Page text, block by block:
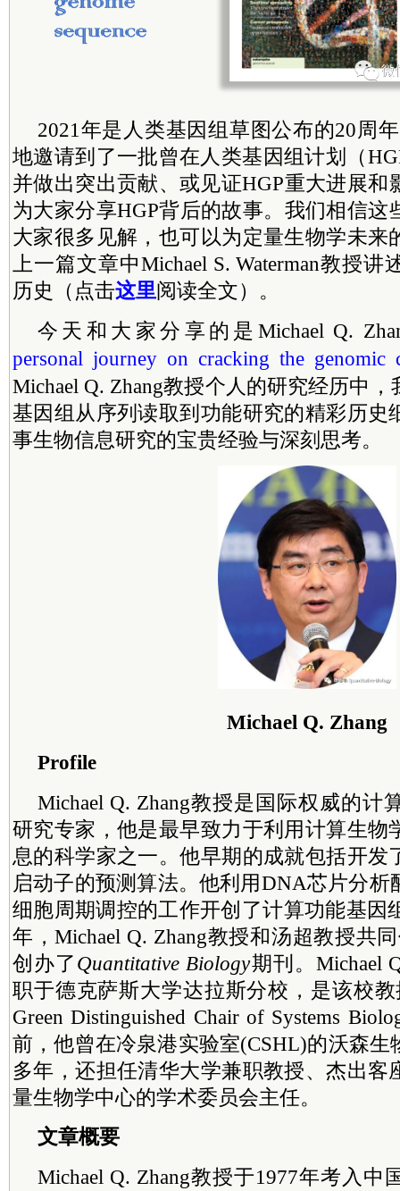
2021年是人类基因组草图公布的20周
地邀请到了一批曾在人类基因组计划（
并做出突出贡献、或见证HGP重大进展和
为大家分享HGP背后的故事。我们相信这
大家很多见解，也可以为定量生物学未来
上一篇文章中Michael S. Waterman教授讲
历史（点击这里阅读全文）。
今天和大家分享的是Michael Q.
personal journey on cracking the genomic
Michael Q. Zhang教授个人的研究经历中
基因组从序列读取到功能研究的精彩历史
事生物信息研究的宝贵经验与深刻思考。
Michael Q. Zhang
Profile
Michael Q. Zhang教授是国际权威的计
研究专家，他是最早致力于利用计算生物
息的科学家之一。他早期的成就包括开发
启动子的预测算法。他利用DNA芯片分析
细胞周期调控的工作开创了计算功能基因
年，Michael Q. Zhang教授和汤超教授共
创办了Quantitative Biology期刊。Michael
职于德克萨斯大学达拉斯分校，是该校教
Green Distinguished Chair of Systems
前，他曾在冷泉港实验室(CSHL)的沃森生
多年，还担任清华大学兼职教授、杰出客
量生物学中心的学术委员会主任。
文章概要
Michael Q. Zhang教授于1977年考入中